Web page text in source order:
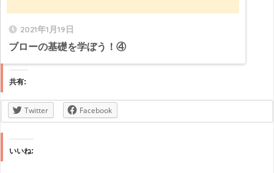
2021年1月19日
ブローの基礎を学ぼう！④
共有:
Twitter Facebook
いいね: